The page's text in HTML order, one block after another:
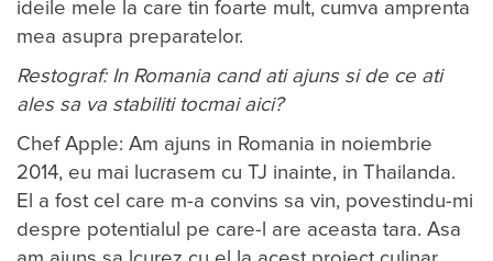
ideile mele la care tin foarte mult, cumva amprenta
mea asupra preparatelor.
Restograf: In Romania cand ati ajuns si de ce ati
ales sa va stabiliti tocmai aici?
Chef Apple: Am ajuns in Romania in noiembrie
2014, eu mai lucrasem cu TJ inainte, in Thailanda.
El a fost cel care m-a convins sa vin, povestindu-mi
despre potentialul pe care-l are aceasta tara. Asa